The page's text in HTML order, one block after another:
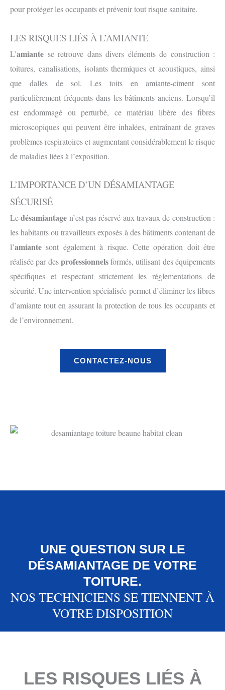
pour protéger les occupants et prévenir tout risque sanitaire.
LES RISQUES LIÉS À L’AMIANTE
L’amiante se retrouve dans divers éléments de construction :
toitures, canalisations, isolants thermiques et acoustiques, ainsi
que dalles de sol. Les toits en amiante-ciment sont
particulièrement fréquents dans les bâtiments anciens. Lorsqu’il
est endommagé ou perturbé, ce matériau libère des fibres
microscopiques qui peuvent être inhalées, entraînant de graves
problèmes respiratoires et augmentant considérablement le risque
de maladies liées à l’exposition.
L’IMPORTANCE D’UN DÉSAMIANTAGE
SÉCURISÉ
Ledésamiantage n’est pas réservé aux travaux de construction :
les habitants ou travailleurs exposés à des bâtiments contenant de
l’amiante sont également à risque. Cette opération doit être
réalisée par desprofessionnelsformés, utilisant des équipements
spécifiques et respectant strictement les réglementations de
sécurité. Une intervention spécialisée permet d’éliminer les fibres
d’amiante tout en assurant la protection de tous les occupants et
de l’environnement.
CONTACTEZ-NOUS
UNE QUESTION SUR LE
DÉSAMIANTAGE DE VOTRE
TOITURE.
NOS TECHNICIENS SE TIENNENT À
VOTRE DISPOSITION
LES RISQUES LIÉS À